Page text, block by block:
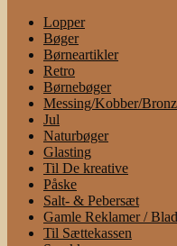
Lopper
Bøger
Børneartikler
Retro
Børnebøger
Messing/Kobber/
Jul
Naturbøger
Glasting
Til De kreative
Påske
Salt- & Pebersæt
Gamle Reklamer /
Til Sættekassen